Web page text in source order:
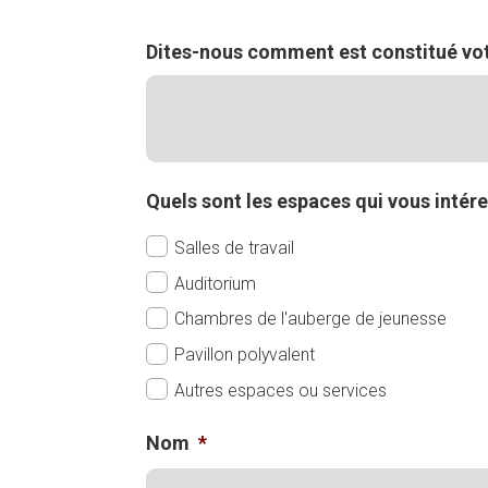
Dites-nous comment est constitué
Quels sont les espaces qui vous
Salles de travail
Auditorium
Chambres de l'auberge de jeunesse
Pavillon polyvalent
Autres espaces ou services
Nom *